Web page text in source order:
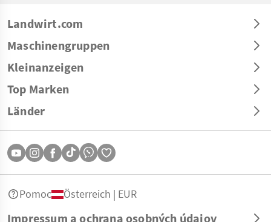
Landwirt.com
Maschinengruppen
Kleinanzeigen
Top Marken
Länder
Impressum a ochrana osobných údajov
Pomoc Österreich | EUR